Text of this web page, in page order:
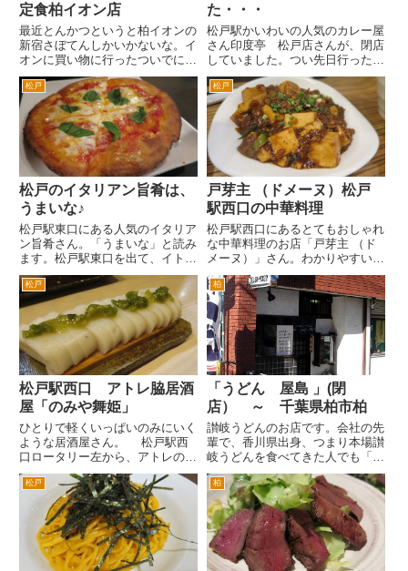
定食柏イオン店
最近とんかつというと柏イオンの
新宿さぼてんしかいかないな。イ
オンに買い物に行ったついでにつ
いつい寄ってしまうんだが。 ま
たさぼんてんもいつもロースカツ
とヒレカツだと消費者に飽きられ
てしまうからか、いつもなんらか
の限定とんかつメニューを用意
し...
た・・・
松戸駅かいわいの人気のカレー屋
さん印度亭 松戸店さんが、閉店
していました。つい先日行ったの
にという感じなんですが。 閉
店のお知らせの貼り紙がありまし
た。10月19日をもって閉店した
ようです。 すでに店舗のあっ
た２階への入口は閉鎖されてい...
松戸
松戸のイタリアン旨肴は、
うまいな♪
松戸駅東口にある人気のイタリア
ン旨肴さん。「うまいな」と読み
ます。松戸駅東口を出て、イトー
ヨーカドーの前の道を左へ。2分
ぐらい歩くと左側にあります。バ
ス通り沿いです。 洋風居酒
屋？街角のイタリアン？という独
特な雰囲気のお店です。ご夫婦で
や...
松戸
戸芽主 （ドメーヌ）松戸
駅西口の中華料理
松戸駅西口にあるとてもおしゃれ
な中華料理のお店「戸芽主 （ド
メーヌ）」さん。わかりやすい道
順です。松戸駅西口をでて、ロー
タリーをまっすぐ江戸川方面へ。
すぐに旧水戸街道の交差点にぶ
つかるので、右へ。次の信号の手
前右手にあります。ロイヤルホ...
松戸
松戸駅西口 アトレ脇居酒
屋「のみや舞姫」
ひとりで軽くいっぱいのみにいく
ような居酒屋さん。 松戸駅西
口ロータリー左から、アトレの脇
道を柏方面へ。すぐにダイエー方
面へ左折できるT字路があるの
で、その角にあります。 店舗の
１階はカウンターです。はじめて
のお店です。まずはビール。
オ...
柏
「うどん 屋島 」(閉
店） ～ 千葉県柏市柏
讃岐うどんのお店です。会社の先
輩で、香川県出身、つまり本場讃
岐うどんを食べてきた人でも「お
いしい」とお墨つきです。昼時は
いつも満員状態が続きます。 で
も街のうどん屋さんという雰囲気
で、入りやすいし、価格も普通の
うどん屋さん価格です。お昼時
は...
松戸 柏